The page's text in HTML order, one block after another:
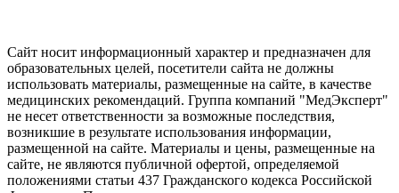
Сайт носит информационный характер и предназначен для
образовательных целей, посетители сайта не должны
использовать материалы, размещенные на сайте, в качестве
медицинских рекомендаций. Группа компаний "МедЭксперт"
не несет ответственности за возможные последствия,
возникшие в результате использования информации,
размещенной на сайте. Материалы и цены, размещенные на
сайте, не являются публичной офертой, определяемой
положениями статьи 437 Гражданского кодекса Российской